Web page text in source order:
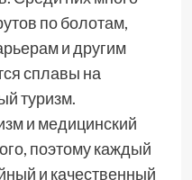
по болотам,
и другим
сплавы на
туризм.
и медицинский
поэтому каждый
и качественный